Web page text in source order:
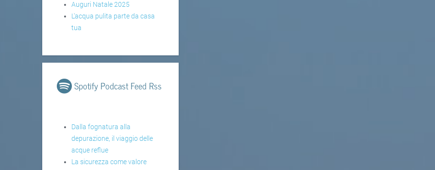
Auguri Natale 2025
L'acqua pulita parte da casa
tua
Spotify Podcast Feed Rss
Dalla fognatura alla
depurazione, il viaggio delle
acque reflue
La sicurezza come valore